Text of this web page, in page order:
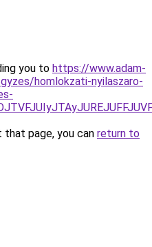
you to https://www.adam-
homlokzati-nyilaszaro-
page, you can return to